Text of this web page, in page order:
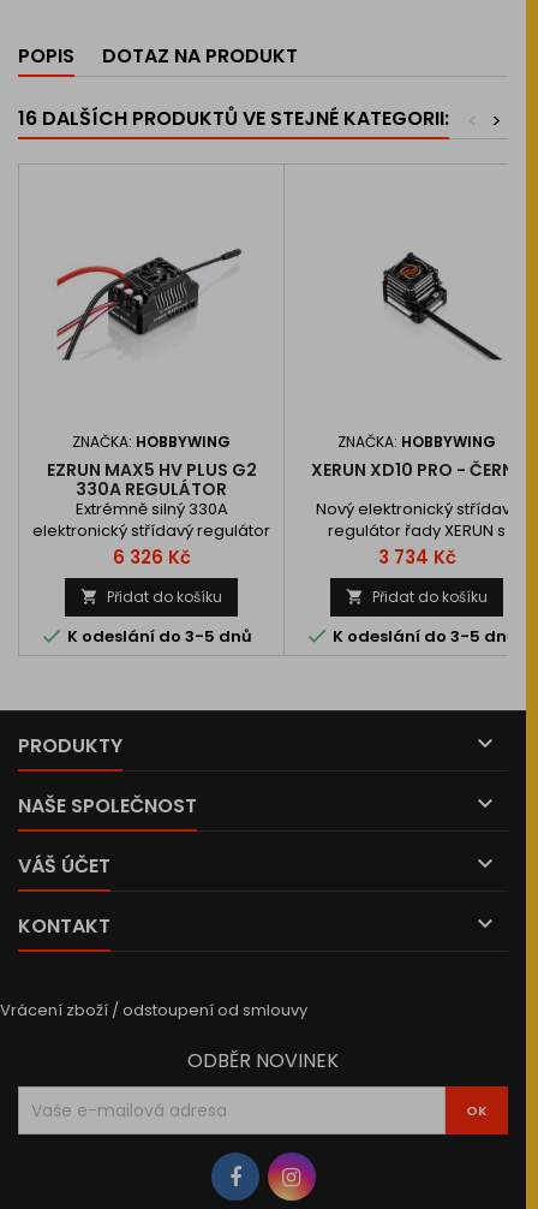
POPIS DOTAZ NA PRODUKT
16 DALŠÍCH PRODUKTŮ VE STEJNÉ KATEGORII: >
<
ZNAČKA: HOBBYWING
EZRUN MAX5 HV PLUS G2
330A REGULÁTOR
Extrémně silný 330A
elektronický střídavý regulátor
řady EZRUN pro motory se
senzory i bezsenzorové,
speciálně konstruovaný pro
práci s vysokootáčkovými
motory. Kompletně
voděodolný a prachuvzdorný
Cena
6 326 Kč
 Přidat do košíku
 K odeslání do 3-5 dnů
ZNAČKA: HOBBYWING
XERUN XD10 PRO - ČERNÝ
Nový elektronický střídavý
regulátor řady XERUN s
vestavěným BEC obvodem a
programovatelný přes
BlueTooth. Speciálně vyvinutý
pro driftovací vozy 1/10.
Cena
3 734 Kč
 Přidat do košíku
 K odeslání do 3-5 dnů
PRODUKTY 
NAŠE SPOLEČNOST 
VÁŠ ÚČET 
KONTAKT 
Vrácení zboží / odstoupení od smlouvy
ODBĚR NOVINEK